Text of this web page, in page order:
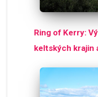
Ring of Kerry:
keltských krajin